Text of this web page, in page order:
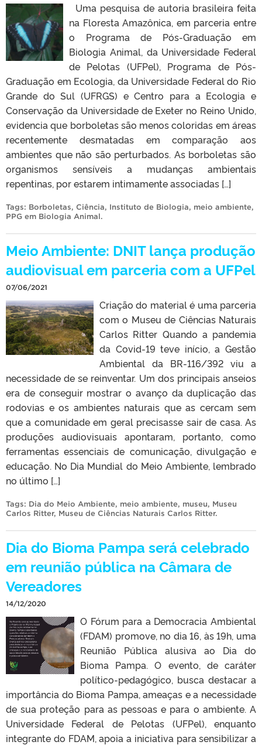
Uma pesquisa de autoria brasileira feita
na Floresta Amazônica, em parceria entre
o Programa de Pós-Graduação em
Biologia Animal, da Universidade Federal
de Pelotas (UFPel), Programa de Pós-
Graduação em Ecologia, da Universidade Federal do Rio
Grande do Sul (UFRGS) e Centro para a Ecologia e
Conservação da Universidade de Exeter no Reino Unido,
evidencia que borboletas são menos coloridas em áreas
recentemente desmatadas em comparação aos
ambientes que não são perturbados. As borboletas são
organismos sensíveis a mudanças ambientais
repentinas, por estarem intimamente associadas […]
Tags: Borboletas, Ciência, Instituto de Biologia, meio ambiente,
PPG em Biologia Animal.
Meio Ambiente: DNIT lança produção
audiovisual em parceria com a UFPel
07/06/2021
Criação do material é uma parceria
com o Museu de Ciências Naturais
Carlos Ritter Quando a pandemia
da Covid-19 teve início, a Gestão
Ambiental da BR-116/392 viu a
necessidade de se reinventar. Um dos principais anseios
era de conseguir mostrar o avanço da duplicação das
rodovias e os ambientes naturais que as cercam sem
que a comunidade em geral precisasse sair de casa. As
produções audiovisuais apontaram, portanto, como
ferramentas essenciais de comunicação, divulgação e
educação. No Dia Mundial do Meio Ambiente, lembrado
no último […]
Tags: Dia do Meio Ambiente, meio ambiente, museu, Museu
Carlos Ritter, Museu de Ciências Naturais Carlos Ritter.
Dia do Bioma Pampa será celebrado
em reunião pública na Câmara de
Vereadores
14/12/2020
O Fórum para a Democracia Ambiental
(FDAM) promove, no dia 16, às 19h, uma
Reunião Pública alusiva ao Dia do
Bioma Pampa. O evento, de caráter
político-pedagógico, busca destacar a
importância do Bioma Pampa, ameaças e a necessidade
de sua proteção para as pessoas e para o ambiente. A
Universidade Federal de Pelotas (UFPel), enquanto
integrante do FDAM, apoia a iniciativa para sensibilizar a